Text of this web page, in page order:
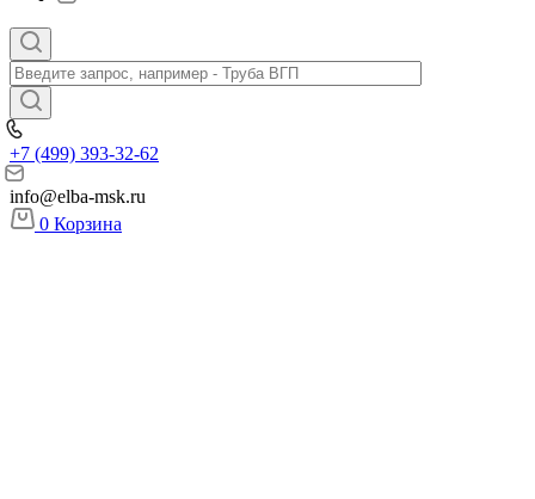
+7 (499) 393-32-62
info@elba-msk.ru
0 Корзина